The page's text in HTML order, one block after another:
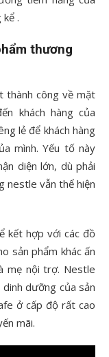
.
thương
thành công về mặt
khách hàng của
lẻ để khách hàng
mình. Yếu tố này
diện lớn, dù phải
nestle vẫn thể hiện
kết hợp với các đồ
sản phẩm khác ấn
mẹ nội trợ. Nestle
dưỡng của sản
ở cấp độ rất cao
mãi.